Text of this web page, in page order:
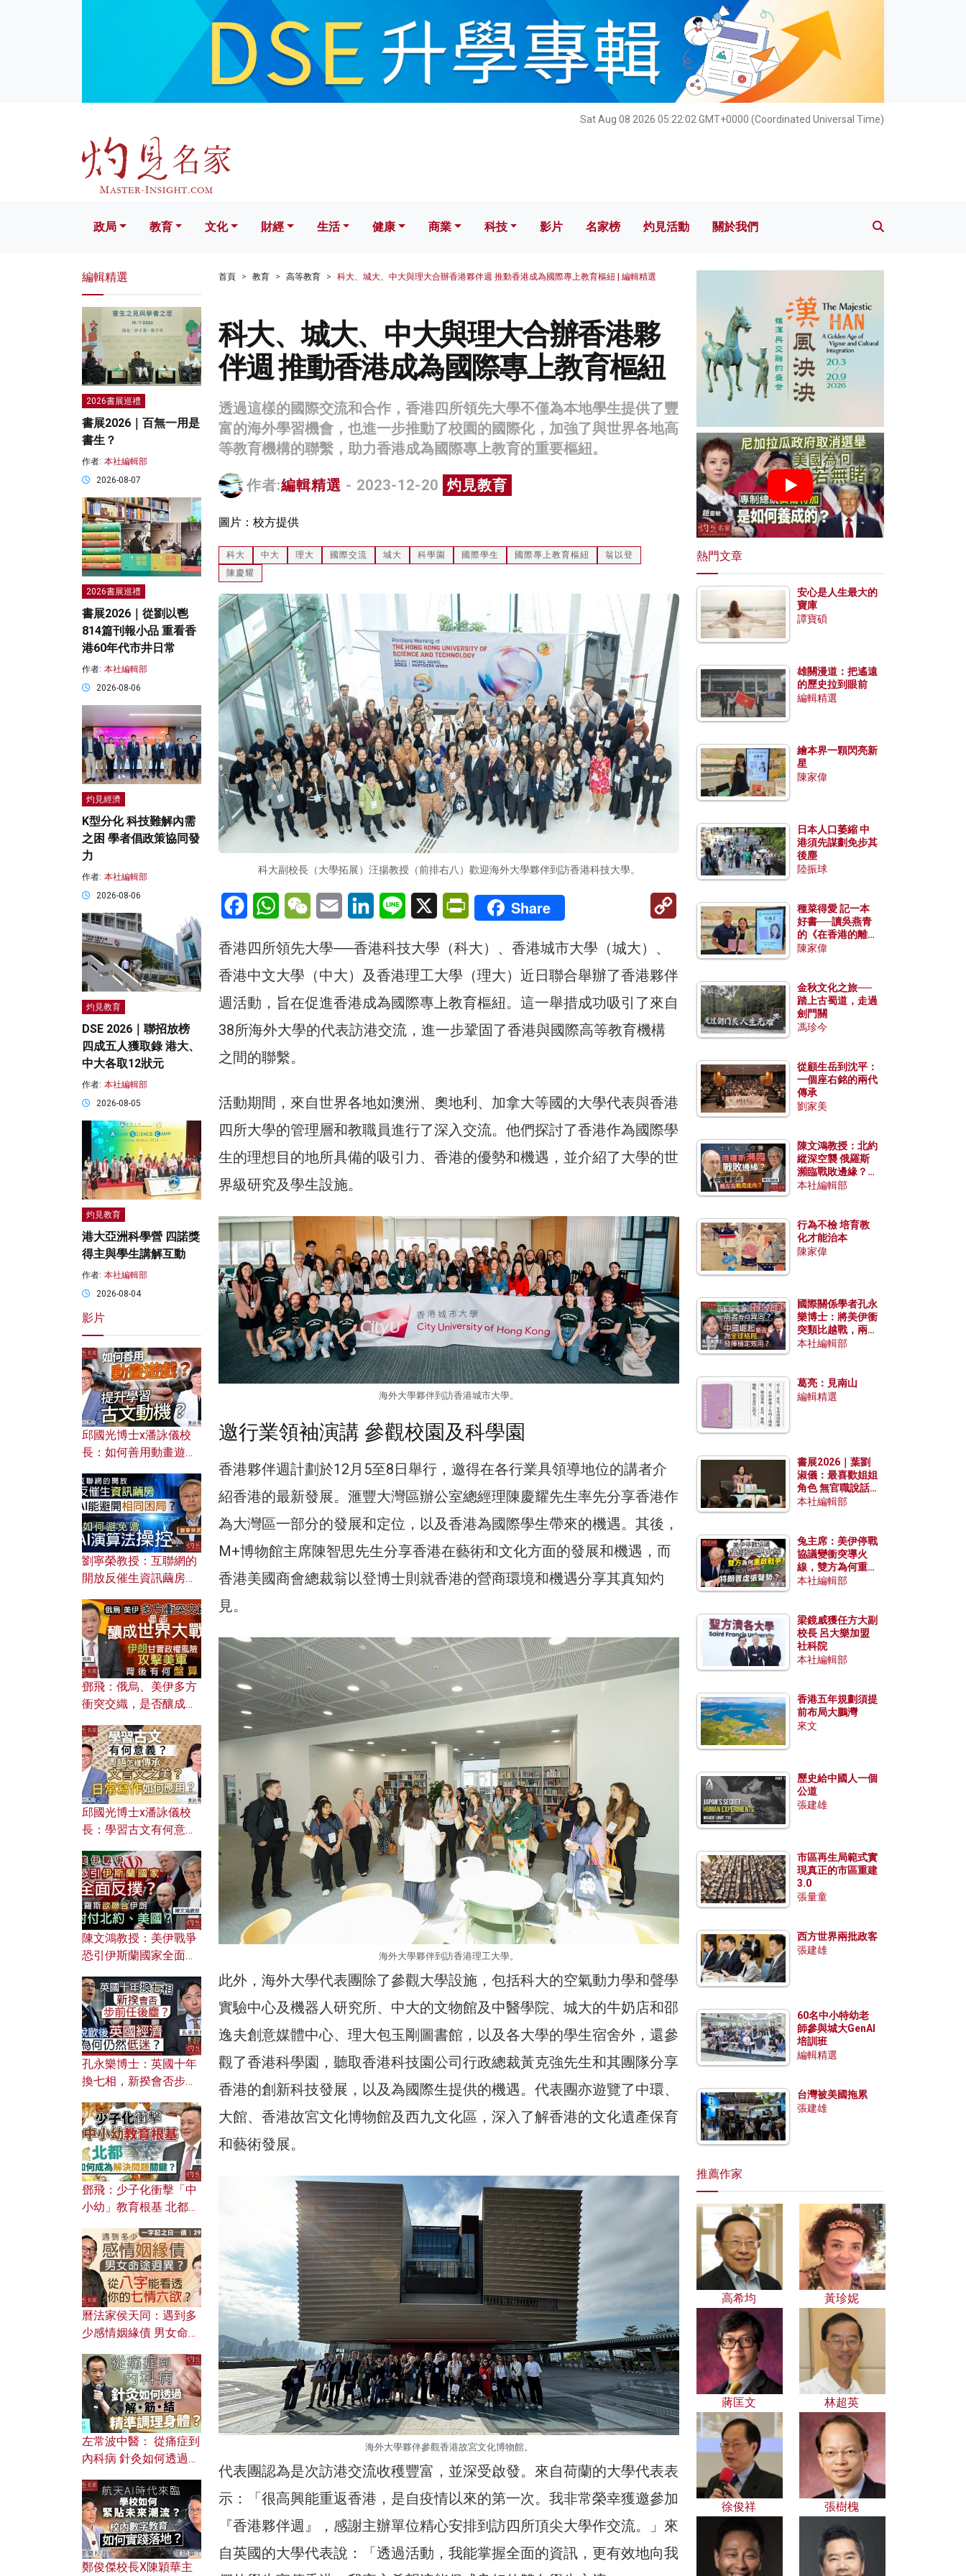
Sat Aug 08 2026 05:22:04 GMT+0000 (Coordinated Universal Time)
文化 財經 生活 健康 科技 影片 名家榜 灼見活動 關於我們
政局 教育 文化 財經 生活 健康 商業 科技 影片 名家榜 灼見活動 關於我們
首頁 教育 高等教育 科大、城大、中大與理大合辦香港夥伴週 推動香港成為國際專上教育樞紐 | 編輯精選
科大、城大、中大與理大合辦香港夥
伴週 推動香港成為國際專上教育樞紐
透過這樣的國際交流和合作，香港四所領先大學不僅為本地學生提供了豐
富的海外學習機會，也進一步推動了校園的國際化，加強了與世界各地高
等教育機構的聯繫，助力香港成為國際專上教育的重要樞紐。
作者:編輯精選 - 2023-12-20 灼見教育
圖片：校方提供
科大 中大 理大 國際交流 城大 科學園 國際學生 國際專上教育樞紐
翁以登
陳慶耀
科大副校長（大學拓展）汪揚教授（前排右八）歡迎海外大學夥伴到訪香港科技大學。
FacebookWhatsAppWeChatEmail LinkedInLine X PrintFriendly
Share
Link
香港四所領先大學──香港科技大學（科大）、香港城市大學（城大）、
香港中文大學（中大）及香港理工大學（理大）近日聯合舉辦了香港夥伴
週活動，旨在促進香港成為國際專上教育樞紐。這一舉措成功吸引了來自
38所海外大學的代表訪港交流，進一步鞏固了香港與國際高等教育機構
之間的聯繫。
活動期間，來自世界各地如澳洲、奧地利、加拿大等國的大學代表與香港
四所大學的管理層和教職員進行了深入交流。他們探討了香港作為國際學
生的理想目的地所具備的吸引力、香港的優勢和機遇，並介紹了大學的世
界級研究及學生設施。
海外大學夥伴到訪香港城市大學。
邀行業領袖演講 參觀校園及科學園
香港夥伴週計劃於12月5至8日舉行，邀得在各行業具領導地位的講者介
紹香港的最新發展。滙豐大灣區辦公室總經理陳慶耀先生率先分享香港作
為大灣區一部分的發展和定位，以及香港為國際學生帶來的機遇。其後，
M+博物館主席陳智思先生分享香港在藝術和文化方面的發展和機遇，而
香港美國商會總裁翁以登博士則就香港的營商環境和機遇分享其真知灼
見。
海外大學夥伴到訪香港理工大學。
此外，海外大學代表團除了參觀大學設施，包括科大的空氣動力學和聲學
實驗中心及機器人研究所、中大的文物館及中醫學院、城大的牛奶店和邵
逸夫創意媒體中心、理大包玉剛圖書館，以及各大學的學生宿舍外，還參
觀了香港科學園，聽取香港科技園公司行政總裁黃克強先生和其團隊分享
香港的創新科技發展，以及為國際生提供的機遇。代表團亦遊覽了中環、
大館、香港故宮文化博物館及西九文化區，深入了解香港的文化遺產保育
和藝術發展。
海外大學夥伴參觀香港故宮文化博物館。
代表團認為是次訪港交流收穫豐富，並深受啟發。來自荷蘭的大學代表表
示：「很高興能重返香港，是自疫情以來的第一次。我非常榮幸獲邀參加
『香港夥伴週』，感謝主辦單位精心安排到訪四所頂尖大學作交流。」來
自英國的大學代表說：「透過活動，我能掌握全面的資訊，更有效地向我
編輯精選
2026書展巡禮
書展2026｜百無一用是
書生？
作者: 本社編輯部
2026-08-07
2026書展巡禮
書展2026｜從劉以鬯
814篇刊報小品 重看香
港60年代市井日常
作者: 本社編輯部
2026-08-06
灼見經濟
K型分化 科技難解內需
之困 學者倡政策協同發
力
作者: 本社編輯部
2026-08-06
灼見教育
DSE 2026｜聯招放榜
四成五人獲取錄 港大、
中大各取12狀元
作者: 本社編輯部
2026-08-05
灼見教育
港大亞洲科學營 四諾獎
得主與學生講解互動
作者: 本社編輯部
2026-08-04
影片
邱國光博士x潘詠儀校
長：如何善用動畫遊戲
劉寧榮教授：互聯網的
開放反催生資訊繭房，
何避免遭AI演算法操
控？
鄧飛：俄烏、美伊多方
衝突交織，是否釀成世
風險攻擊美軍，背後有
何盤算？
邱國光博士x潘詠儀校
長：學習古文有何意
文之美？ 日常寫作如何
應用？
陳文鴻教授：美伊戰爭
恐引伊斯蘭國家全面反
對付北約美國？
孔永樂博士：英國十年
換七相，新揆會否步前
濟為何仍然低迷？
鄧飛：少子化衝擊「中
小幼」教育根基 北都如
曆法家侯天同：遇到多
少感情姻緣債 男女命途
的七情六欲？
左常波中醫： 從痛症到
內科病 針灸如何透過解
鄭俊傑校長X陳穎華主
熱門文章
安心是人生最大的
寶庫
譚寶碩
雄關漫道：把遙遠
的歷史拉到眼前
編輯精選
繪本界一顆閃亮新
星
陳家偉
日本人口萎縮 中
港須先謀劃免步其
後塵
陸振球
種菜得愛 記一本
好書──讀吳燕青
的《在香港的離島
種菜》
陳家偉
金秋文化之旅──
踏上古蜀道，走過
劍門關
馮珍今
從顧生岳到沈平：
一個座右銘的兩代
傳承
劉家美
陳文鴻教授：北約
縱深空襲 俄羅斯
瀕臨戰敗邊緣？中
國零部件能左右戰
本社編輯部
行為不檢 培育教
化才能治本
陳家偉
國際關係學者孔永
樂博士：將美伊衝
突類比越戰，兩者
有何異同？中國崛
本社編輯部
葛亮：見南山
編輯精選
書展2026｜葉劉
淑儀：最喜歡姐姐
角色 無官職說話
包袱少
本社編輯部
兔主席：美伊停戰
協議變衝突導火
線，雙方為何重啟
戰爭？伊朗一早洞
本社編輯部
梁鏡威獲任方大副
校長 呂大樂加盟
社科院
本社編輯部
香港五年規劃須提
前布局大鵬灣
來文
歷史給中國人一個
公道
張建雄
市區再生局範式實
現真正的市區重建
3.0
張量童
西方世界兩批政客
張建雄
60名中小特幼老
師參與城大GenAI
培訓班
編輯精選
台灣被美國拖累
張建雄
推薦作家
高希均 黃珍妮
蔣匡文 林超英
徐俊祥 張樹槐